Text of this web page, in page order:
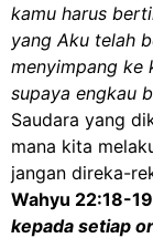
kamu harus
yang Aku telah
menyimpang ke
supaya engkau
Saudara yang
mana kita
jangan direka-
Wahyu 22:18-19
kepada setiap